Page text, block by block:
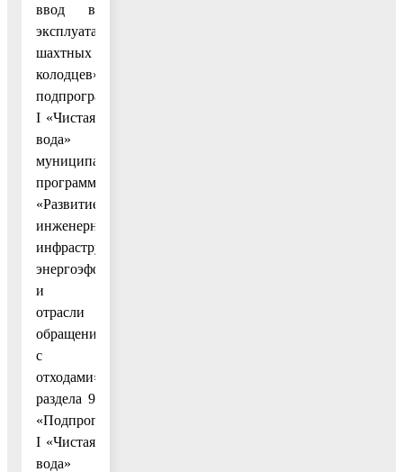
ввод в
эксплуатацию
шахтных
колодцев»
подпрограммы
I «Чистая
вода»
муниципальной
программы
«Развитие
инженерной
инфраструктуры,
энергоэффективности
и
отрасли
обращения
с
отходами»
раздела 9
«Подпрограмма
I «Чистая
вода»